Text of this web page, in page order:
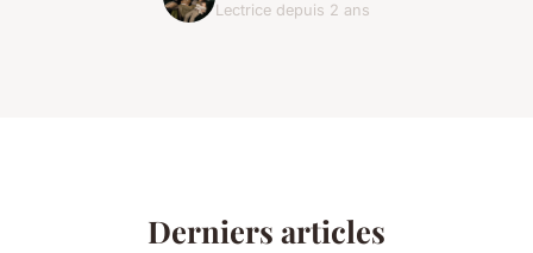
Lectrice depuis 2 ans
Derniers articles